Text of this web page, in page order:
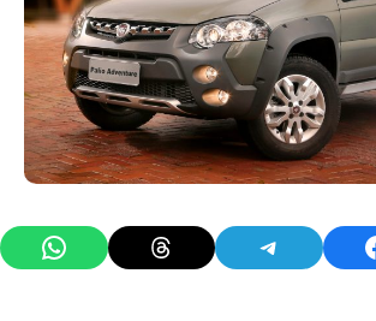
Share on WhatsAppShare on ThreadsShare on